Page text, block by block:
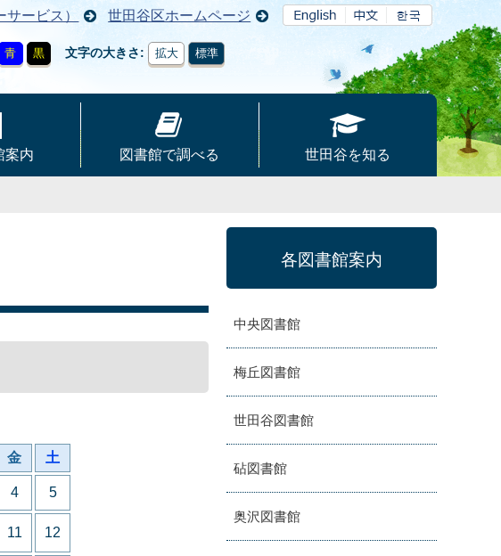
ービス） 世田谷区ホームページ
青 黒 文字の大きさ 拡大 標準
案内 図書館で調べる 世田谷を知る
金 土
4 5
11 12
各図書館案内
中央図書館
梅丘図書館
世田谷図書館
砧図書館
奥沢図書館